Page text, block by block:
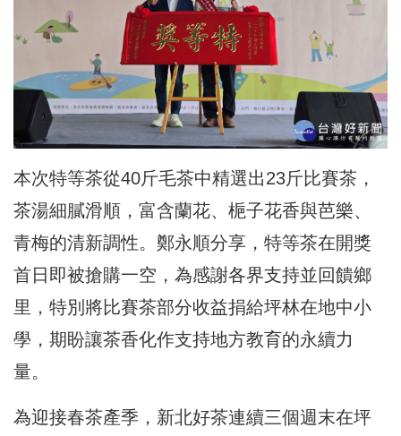
本次特等茶從40斤毛茶中精選出23斤比賽茶，
茶湯細膩滑順，富含蘭花、梔子花香與芭樂、
青梅的清新調性。鄭永順分享，特等茶在開獎
首日即被搶購一空，為感謝各界支持並回饋鄉
里，特別將比賽茶部分收益捐給坪林在地中小
學，期盼讓茶香化作支持地方教育的永續力
量。
為迎接春茶產季，新北好茶連續三個週末在坪